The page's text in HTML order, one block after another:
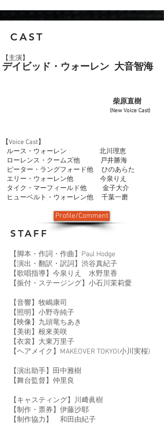
CAST
【主演】
デイビッド・ウォーレン 大音智海
柴原直樹
(New Voice Cast)
【Voice Cast】
ルース・ウォーレン 北川理恵
ローレンス・クームズ他 戸井勝海
ピーター・ラングフォード他 ひのあらた
エリー・ウォーレン他 今泉りえ
タイク・マーフィールド他 金子大介
ヒューベルト・ウォーレン他 千葉一磨
Profile/Comment
STAFF
【脚本・作詞・作曲】Paul Hodge
【演出・翻訳・訳詞】渋谷真紀子
【歌唱指導】今泉りえ 水野里香
【振付・ステージング】小石川茉莉愛
【音響】牧嶋康司
【照明】小野寺純子
【映像】九頭竜ちあき
【美術】根來美咲
【衣裳】大東万里子
【ヘアメイク】MAKEOVER TOKYO(小川実桜)
【演出助手】田中雅樹
【舞台監督】仲里良
【キャスティング】川﨑眞樹
【制作・票券】伊藤沙耶
【制作協力】 和田由紀子​